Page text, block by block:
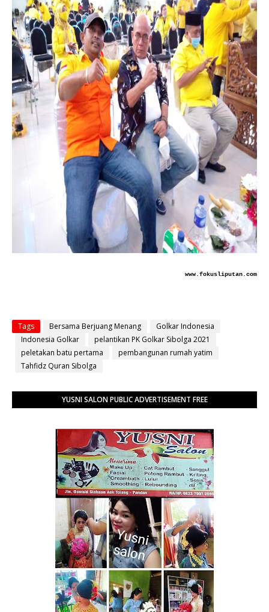
www.fokusliputan.com
Tags Bersama Berjuang Menang
Golkar Indonesia
Indonesia Golkar
pelantikan PK Golkar Sibolga 2021
peletakan batu pertama
pembangunan rumah yatim
Tahfidz Quran Sibolga
YUSNI SALON PUBLIC ADVERTISEMENT FREE